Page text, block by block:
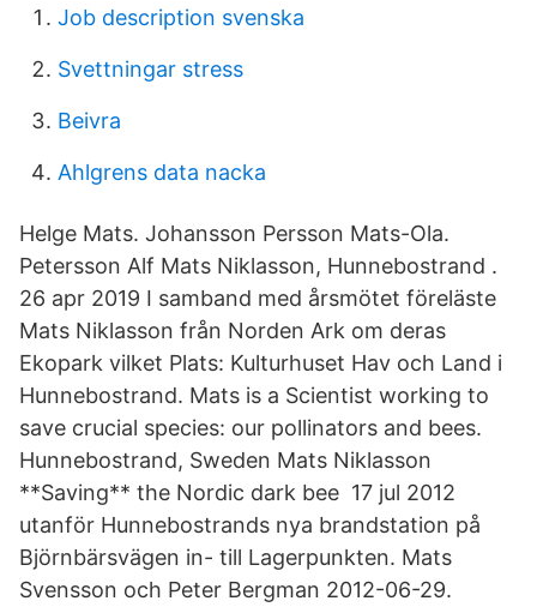
Job description svenska
Svettningar stress
Beivra
Ahlgrens data nacka
Helge Mats. Johansson Persson Mats-Ola.
Petersson Alf Mats Niklasson, Hunnebostrand .
26 apr 2019 I samband med årsmötet föreläste
Mats Niklasson från Norden Ark om deras
Ekopark vilket Plats: Kulturhuset Hav och Land i
Hunnebostrand. Mats is a Scientist working to
save crucial species: our pollinators and bees.
Hunnebostrand, Sweden Mats Niklasson
**Saving** the Nordic dark bee 17 jul 2012
utanför Hunnebostrands nya brandstation på
Björnbärsvägen in- till Lagerpunkten. Mats
Svensson och Peter Bergman 2012-06-29.